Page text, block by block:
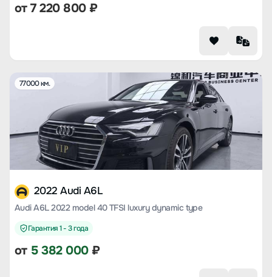
от7 220 800₽
77000 км.
2022 Audi A6L
Audi A6L 2022 model 40 TFSI luxury dynamic type
Гарантия 1 - 3 года
от 5 382 000₽